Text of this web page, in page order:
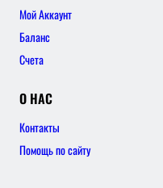
Мой Аккаунт
Баланс
Счета
О НАС
Контакты
Помощь по сайту